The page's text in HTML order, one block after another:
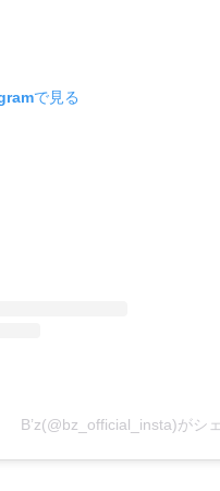
で見る
B’z(@bz_official_insta)がシ